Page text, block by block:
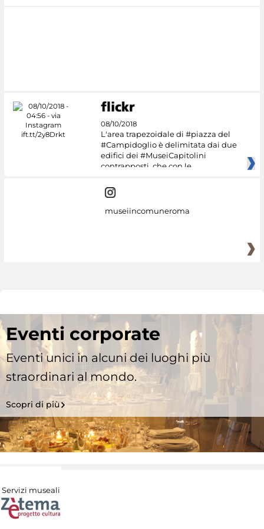
08/10/2018
L'area trapezoidale di #piazza del
#Campidoglio è delimitata dai due
edifici dei #MuseiCapitolini
contrapposti, che con le
museiincomuneroma
Eventi corporate
Eventi unici in alcuni dei luoghi più
straordinari al mondo.
Scopri di più
Servizi museali